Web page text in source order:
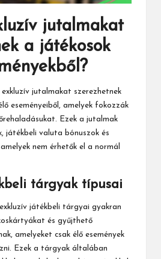
jutalmakat
a játékosok
jutalmakat szerezhetnek
eseményeiből, amelyek fokozzák
Ezek a jutalmak
játékbeli valuta bónuszok és
nem érhetők el a normál
tárgyak típusai
játékbeli tárgyai gyakran
és gyűjthető
amelyeket csak élő események
Ezek a tárgyak általában